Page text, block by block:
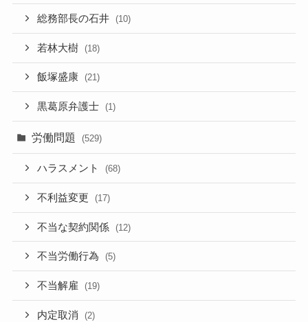
総務部長の石井 (10)
若林大樹 (18)
飯塚盛康 (21)
黒葛原弁護士 (1)
労働問題 (529)
ハラスメント (68)
不利益変更 (17)
不当な契約関係 (12)
不当労働行為 (5)
不当解雇 (19)
内定取消 (2)